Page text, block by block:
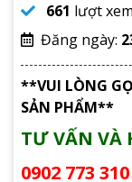
661 lượt xem
Đăng ngày:
**VUI LÒNG
SẢN PHẨM**
TƯ VẤN VÀ
0902 773